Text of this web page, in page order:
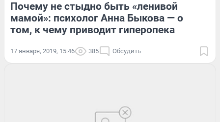
Почему не стыдно быть «ленивой
мамой»: психолог Анна Быкова — о
том, к чему приводит гиперопека
17 января, 2019, 15:46 385 Обсудить